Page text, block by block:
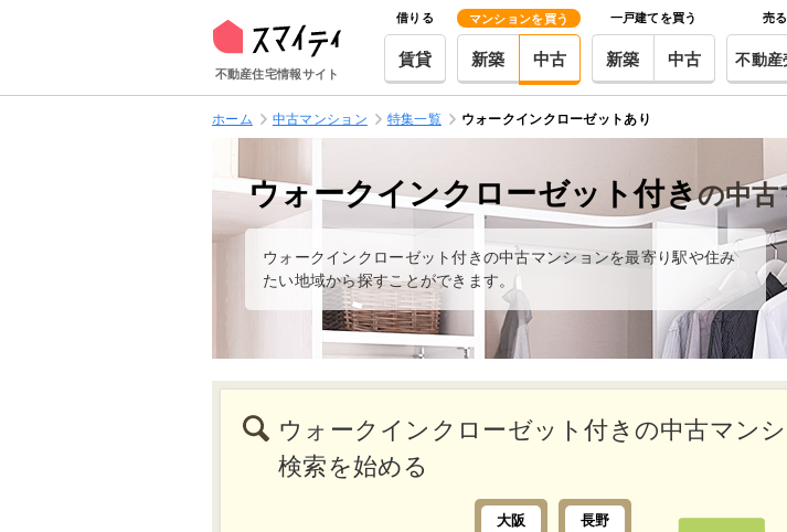
不動産住宅情報サイト
借りる
賃貸
マンションを買う
新築 中古
一戸建てを買う
新築 中古
売る
不動産
ホーム 中古マンション 特集一覧 ウォークインクローゼットあり
ウォークインクローゼット付きの中古
ウォークインクローゼット付きの中古マンションを最寄り駅や住み
たい地域から探すことができます。
ウォークインクローゼット付きの中古マン
検索を始める
長野
大阪